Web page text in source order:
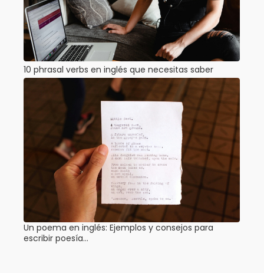
10 phrasal verbs en inglés que necesitas saber
Un poema en inglés: Ejemplos y consejos para
escribir poesía…